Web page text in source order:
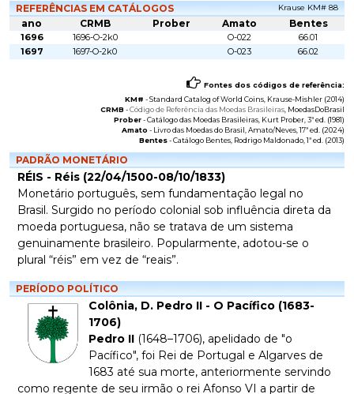
REFERÊNCIAS EM CATÁLOGOS Krause KM# 88
ano CRMB Prober Amato Bentes
1696 1696-O-2k0 O-022
66.01
1697
1697-O-2k0 O-023 66.02
Fontes dos códigos de referência:
KM# -Standard Catalog of World Coins , Krause-Mishler (2014)
CRMB -Código de Referência das Moedas Brasileiras , MoedasDoBrasil
Prober-Catálogo das Moedas Brasileiras , Kurt Prober, 3ª ed. (1981)
Amato - Livro das Moedas do Brasil , Amato/Neves, 17ª ed. (2024)
Bentes-Catálogo Bentes , Rodrigo Maldonado, 1ª ed. (2013)
PADRÃO MONETÁRIO
RÉIS - Réis (22/04/1500-08/10/1833)
Monetário português, sem fundamentação legal no
Brasil. Surgido no período colonial sob influência direta da
moeda portuguesa, não se tratava de um sistema
genuinamente brasileiro. Popularmente, adotou-se o
plural “réis” em vez de “reais”.
PERÍODO POLÍTICO
Colônia, D. Pedro II - O Pacífico (1683-
1706)
Pedro II (1648–1706), apelidado de "o
Pacífico", foi Rei de Portugal e Algarves de
1683 até sua morte, anteriormente servindo
como regente de seu irmão o rei Afonso VI a partir de